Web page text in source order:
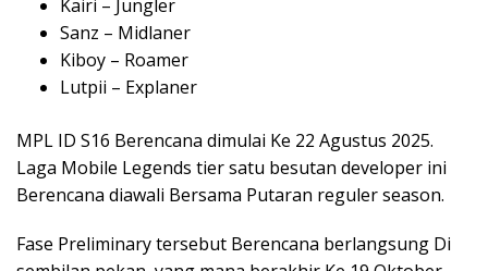
Kairi – Jungler
Sanz – Midlaner
Kiboy – Roamer
Lutpii – Explaner
MPL ID S16 Berencana dimulai Ke 22 Agustus 2025.
Laga Mobile Legends tier satu besutan developer ini
Berencana diawali Bersama Putaran reguler season.
Fase Preliminary tersebut Berencana berlangsung Di